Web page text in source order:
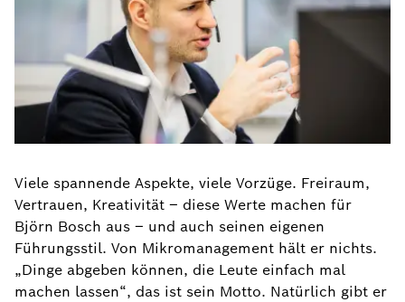
Viele spannende Aspekte, viele Vorzüge. Freiraum,
Vertrauen, Kreativität – diese Werte machen für
Björn Bosch aus – und auch seinen eigenen
Führungsstil. Von Mikromanagement hält er nichts.
„Dinge abgeben können, die Leute einfach mal
machen lassen“, das ist sein Motto. Natürlich gibt er